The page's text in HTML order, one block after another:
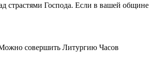
страстями Господа. Если в вашей общине
Можно совершить Литургию Часов